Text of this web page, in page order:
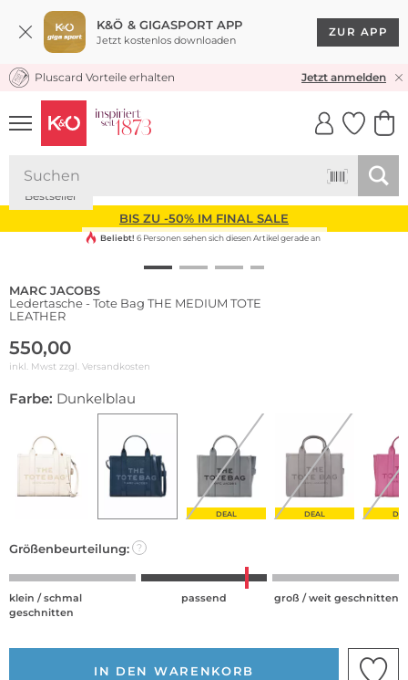
K&Ö & GIGASPORT APP
Jetzt kostenlos downloaden
ZUR APP
KOSTENLOSER VERSAND* & RÜCKVERSAND
Pluscard Vorteile erhalten Jetzt anmelden
UNSERE APP
CLICK &
BIS ZU -50% IM FINAL SALE
Bestseller
Beliebt! 6 Personen sehen sich diesen Artikel gerade an
MARC JACOBS
Ledertasche - Tote Bag THE MEDIUM TOTE
LEATHER
550,00
inkl. Mwst zzgl. Versandkosten
Farbe: Dunkelblau
DEAL DEAL
Größenbeurteilung: ?
klein / schmal
geschnitten
passend groß / weit geschnitten
IN DEN WARENKORB